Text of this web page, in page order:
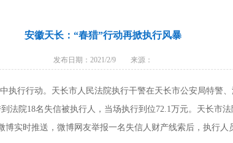
安徽天长：“春猎”行动再掀执行风暴
发布日期：2021/2/9 来源：
行行动。天长市人民法院执行干警在天长市公安局特警
法院18名失信被执行人，当场执行到位72.1万元。天长市
博实时推送，微博网友举报一名失信人财产线索后，执行